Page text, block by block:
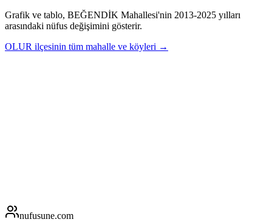
Grafik ve tablo, BEĞENDİK Mahallesi'nin 2013-2025 yılları
arasındaki nüfus değişimini gösterir.
OLUR ilçesinin tüm mahalle ve köyleri →
nufusune.com